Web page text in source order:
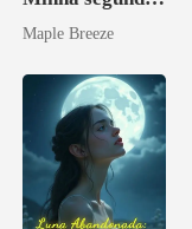
vida e um
Maple Breeze